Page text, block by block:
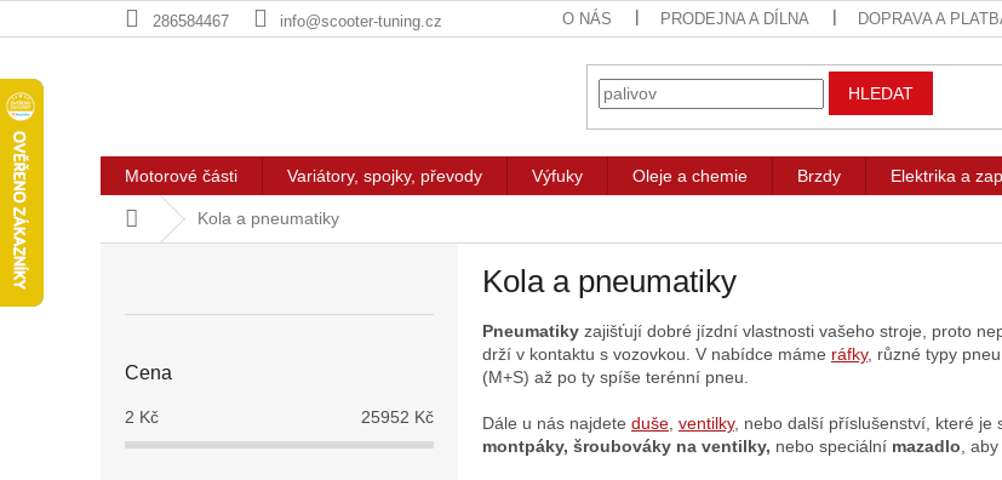
na
286584467 info@scooter-tuning.cz O NÁS PRODEJNA A DÍLNA DOPRAVA A
HLEDAT
Motorové části Variátory, spojky, převody Výfuky Oleje a chemie Brzdy Elektrika a
Domů Kola a pneumatiky
Cena
2 Kč 25952 Kč
Kola a pneumatiky
Pneumatiky zajišťují dobré jízdní vlastnosti vašeho stroje, proto
drží v kontaktu s vozovkou. V nabídce máme ráfky, různé typy
(M+S) až po ty spíše terénní pneu.
Dále u nás najdete duše ventilky, nebo další příslušenství, které je
montpáky, šroubováky na ventilky, nebo speciální mazadlo ,